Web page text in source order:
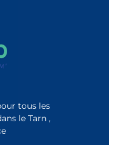
tous les
le Tarn ,